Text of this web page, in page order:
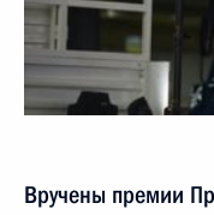
Вручены премии